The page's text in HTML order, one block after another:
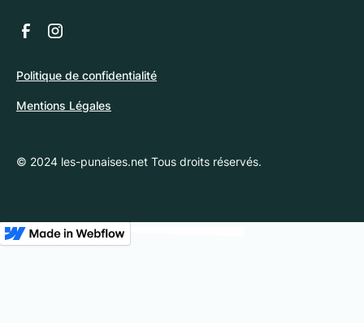
© 2024 les-punaises.net Tous droits réservés.
Politique de confidentialité
Mentions Légales